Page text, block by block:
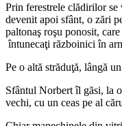
Prin ferestrele clădirilor
devenit apoi sfânt, o zări
paltonaş roşu ponosit,
întunecaţi războinici în
Pe o altă străduţă, lângă
Sfântul Norbert îl găsi, la
vechi, cu un ceas pe al